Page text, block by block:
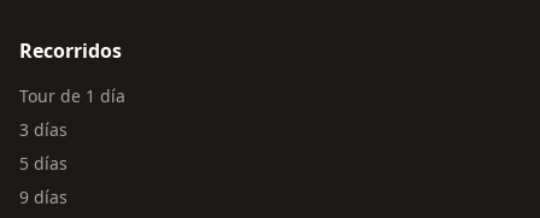
Recorridos
Tour de 1 día
3 días
5 días
9 días